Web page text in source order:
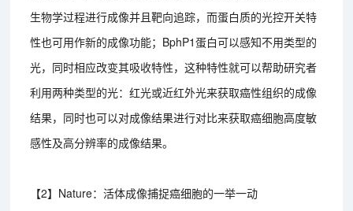
生物学过程进行成像并且靶向追踪，而蛋白质的光控开关特
性也可用作新的成像功能；BphP1蛋白可以感知不用类型的
光，同时相应改变其吸收特性，这种特性就可以帮助研究者
利用两种类型的光：红光或近红外光来获取癌性组织的成像
结果，同时也可以对成像结果进行对比来获取癌细胞高度敏
感性及高分辨率的成像结果。
【2】Nature：活体成像捕捉癌细胞的一举一动